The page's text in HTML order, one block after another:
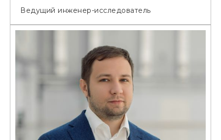
Ведущий инженер-исследователь